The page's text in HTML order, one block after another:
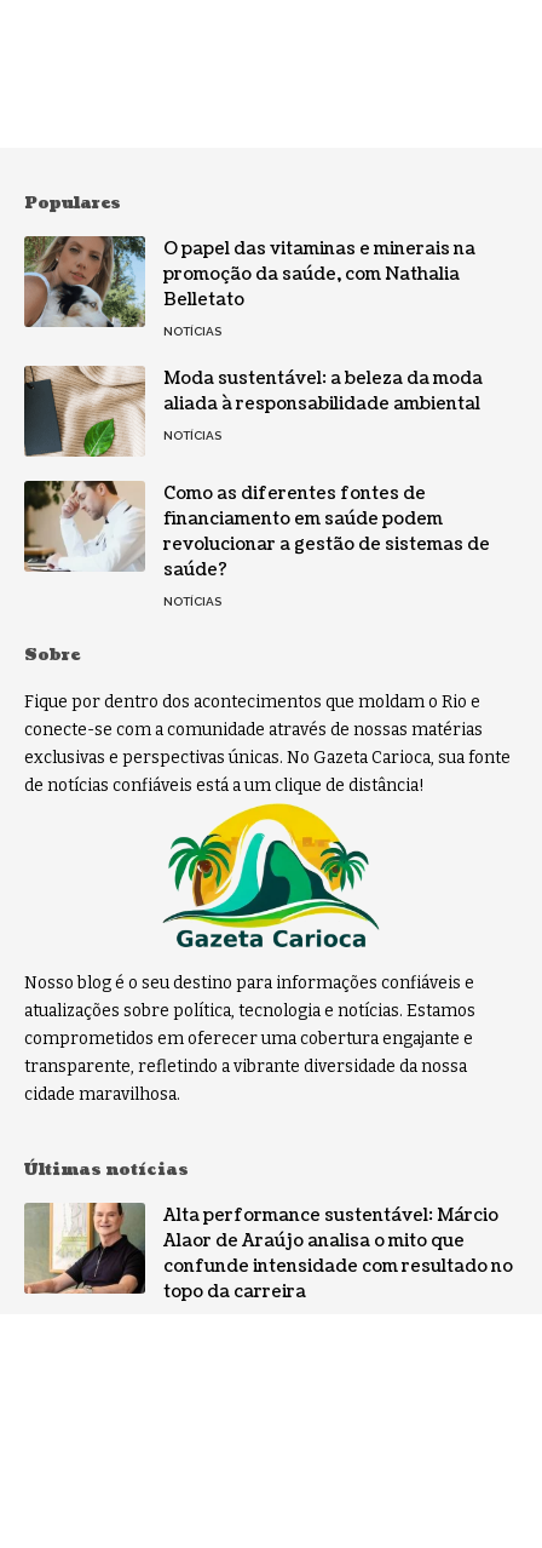
Populares
O papel das vitaminas e minerais na
promoção da saúde, com Nathalia
Belletato
NOTÍCIAS
Moda sustentável: a beleza da moda
aliada à responsabilidade ambiental
NOTÍCIAS
Como as diferentes fontes de
financiamento em saúde podem
revolucionar a gestão de sistemas de
saúde?
NOTÍCIAS
Sobre
Fique por dentro dos acontecimentos que moldam o Rio e
conecte-se com a comunidade através de nossas matérias
exclusivas e perspectivas únicas. No Gazeta Carioca, sua fonte
de notícias confiáveis está a um clique de distância!
Nosso blog é o seu destino para informações confiáveis e
atualizações sobre política, tecnologia e notícias. Estamos
comprometidos em oferecer uma cobertura engajante e
transparente, refletindo a vibrante diversidade da nossa
cidade maravilhosa.
Últimas notícias
Alta performance sustentável: Márcio
Alaor de Araújo analisa o mito que
confunde intensidade com resultado no
topo da carreira